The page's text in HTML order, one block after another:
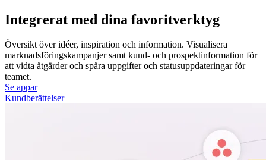
Integrerat med dina favoritverktyg
Översikt över idéer, inspiration och information. Visualisera
marknadsföringskampanjer samt kund- och prospektinformation för
att vidta åtgärder och spåra uppgifter och statusuppdateringar för
teamet.
Se appar
Kundberättelser